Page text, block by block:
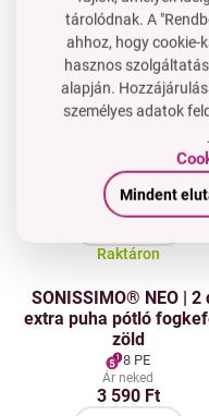
Raktáron
SZETT 1+1 | LED
BŰVÉSZLÁMPA |
Szenzoros éjjeli fény
konnektorba
5 190 Ft
3 990 Ft
Raktáron
SONISSIMO® NEO | 2
extra puha pótló
zöld
8 PE
Ár neked
3 590 Ft
tárolódnak. A
ahhoz, hogy cookie-
hasznos
alapján.
személyes adatok
Mindent